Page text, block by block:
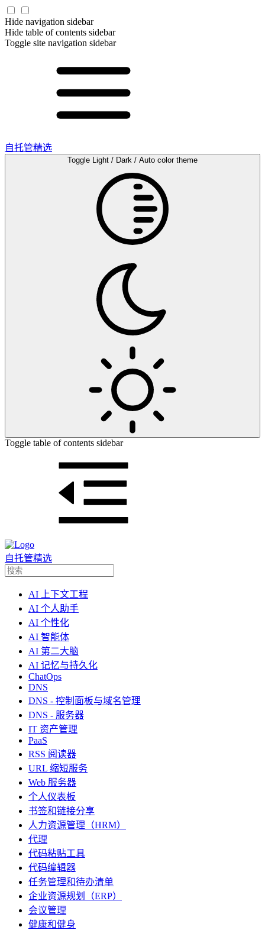
Hide navigation sidebar
Hide table of contents sidebar
Toggle site navigation sidebar
自托管精选
Toggle Light / Dark / Auto color theme
Toggle table of contents sidebar
自托管精选
AI 上下文工程
AI 个人助手
AI 个性化
AI 智能体
AI 第二大脑
AI 记忆与持久化
ChatOps
DNS
DNS - 控制面板与域名管理
DNS - 服务器
IT 资产管理
PaaS
RSS 阅读器
URL 缩短服务
Web 服务器
个人仪表板
书签和链接分享
人力资源管理（HRM）
代理
代码粘贴工具
代码编辑器
任务管理和待办清单
企业资源规划（ERP）
会议管理
健康和健身